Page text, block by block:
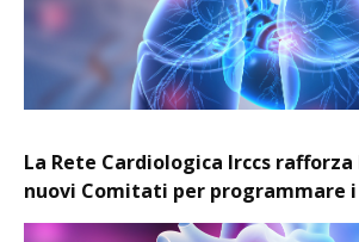
La Rete Cardiologica Irccs rafforza
nuovi Comitati per programmare